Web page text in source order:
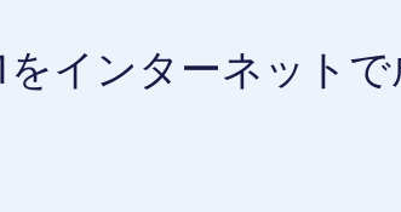
をインターネット